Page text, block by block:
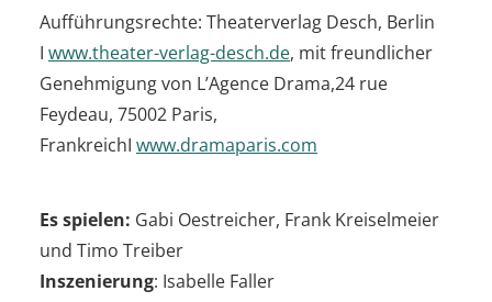
Aufführungsrechte: Theaterverlag Desch, Berlin
I www.theater-verlag-desch.de, mit freundlicher
Genehmigung von L’Agence Drama,24 rue
Feydeau, 75002 Paris,
FrankreichI www.dramaparis.com
Es spielen: Gabi Oestreicher, Frank Kreiselmeier
und Timo Treiber
Inszenierung: Isabelle Faller